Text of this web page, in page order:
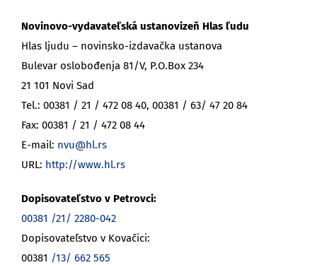
Novinovo-vydavateľská ustanovizeň Hlas ľudu
Hlas ljudu – novinsko-izdavačka ustanova
Bulevar oslobođenja 81/V, P.O.Box 234
21 101 Novi Sad
Tel.: 00381 / 21 / 472 08 40, 00381 / 63/ 47 20 84
Fax: 00381 / 21 / 472 08 44
E-mail: nvu@hl.rs
URL: http://www.hl.rs
Dopisovateľstvo v Petrovci:
00381 /21/ 2280-042
Dopisovateľstvo v Kovačici:
00381 /13/ 662 565